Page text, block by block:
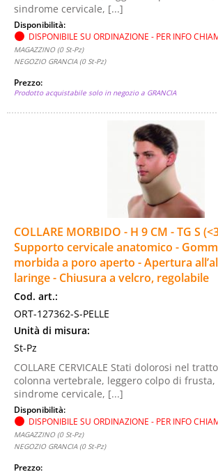
sindrome cervicale, [...]
Disponibilità:
DISPONIBILE SU ORDINAZIONE - PER INFO
MAGAZZINO (0 St-Pz)
NEGOZIO GRANCIA (0 St-Pz)
Prezzo:
Prodotto acquistabile solo in negozio a GRANCIA
COLLARE MORBIDO - H 9 CM - TG S
Supporto cervicale anatomico -
morbida a poro aperto - Apertura
laringe - Chiusura a velcro, regolabile
Cod. art.:
ORT-127362-S-PELLE
Unità di misura:
St-Pz
COLLARE CERVICALE Stati dolorosi nel
colonna vertebrale, leggero colpo di
sindrome cervicale, [...]
Disponibilità:
DISPONIBILE SU ORDINAZIONE - PER INFO
MAGAZZINO (0 St-Pz)
NEGOZIO GRANCIA (0 St-Pz)
Prezzo: